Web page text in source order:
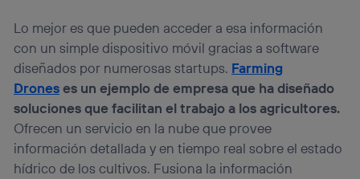
Lo mejor es que pueden acceder a esa información
con un simple dispositivo móvil gracias a software
diseñados por numerosas startups. Farming
Droneses un ejemplo de empresa que ha diseñado
soluciones que facilitan el trabajo a los agricultores.
Ofrecen un servicio en la nube que provee
información detallada y en tiempo real sobre el estado
hídrico de los cultivos. Fusiona la información